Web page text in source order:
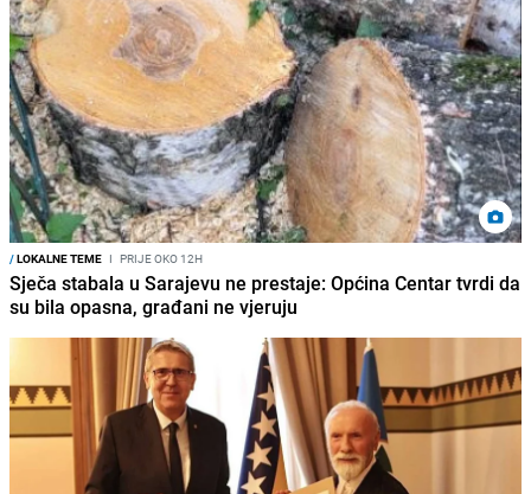
/LOKALNE TEME I PRIJE OKO 12H
Sječa stabala u Sarajevu ne prestaje: Općina Centar tvrdi da
su bila opasna, građani ne vjeruju